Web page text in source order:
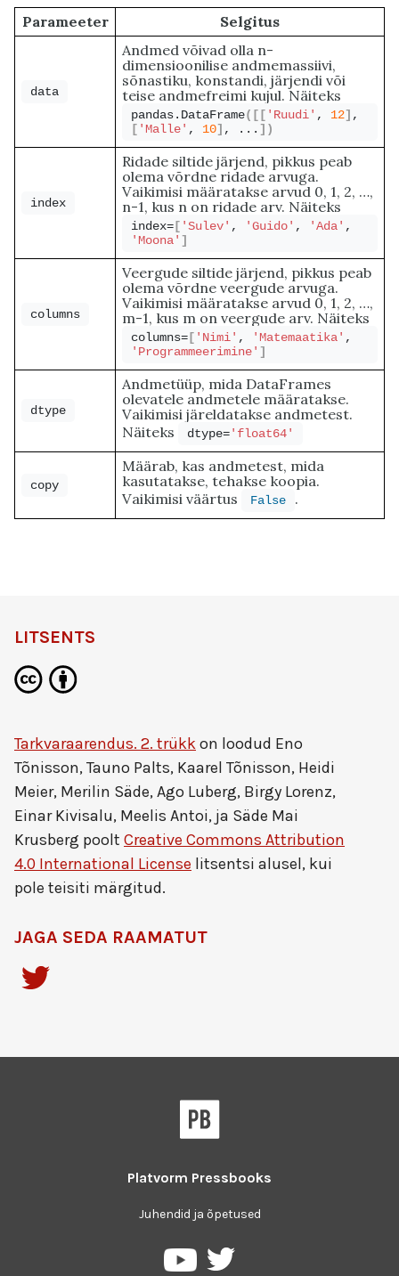
Parameeter Selgitus
data
Andmed võivad olla n-
dimensioonilise andmemassiivi,
sõnastiku, konstandi, järjendi või
teise andmefreimi kujul. Näiteks
pandas. DataFrame([[ 'Ruudi' , 12]
[ 'Malle' , 10] , ... ])
index
Ridade siltide järjend, pikkus peab
olema võrdne ridade arvuga.
Vaikimisi määratakse arvud 0, 1, 2, …,
n-1, kus n on ridade arv. Näiteks
index= [ 'Sulev' , 'Guido' , 'Ada'
'Moona' ]
columns
Veergude siltide järjend, pikkus peab
olema võrdne veergude arvuga.
Vaikimisi määratakse arvud 0, 1, 2, …,
m-1, kus m on veergude arv. Näiteks
columns= [ 'Nimi' , 'Matemaatika'
'Programmeerimine' ]
dtype
Andmetüüp, mida DataFrames
olevatele andmetele määratakse.
Vaikimisi järeldatakse andmetest.
Näiteks
dtype= 'float64'
copy
Määrab, kas andmetest, mida
kasutatakse, tehakse koopia.
Vaikimisi väärtus
False .
LITSENTS
Tarkvaraarendus. 2. trükkon loodud Eno
Tõnisson, Tauno Palts, Kaarel Tõnisson, Heidi
Meier, Merilin Säde, Ago Luberg, Birgy Lorenz,
Einar Kivisalu, Meelis Antoi, ja Säde Mai
Krusberg poolt Creative Commons Attribution
4.0 International License litsentsi alusel, kui
pole teisiti märgitud.
JAGA SEDA RAAMATUT
Platvorm Pressbooks
Juhendid ja õpetused
PressbooksPressbooks